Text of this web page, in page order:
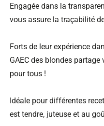
Engagée dans la
vous assure la traçabilité
Forts de leur expérience
GAEC des blondes
pour tous !
Idéale pour différentes
est tendre, juteuse et au